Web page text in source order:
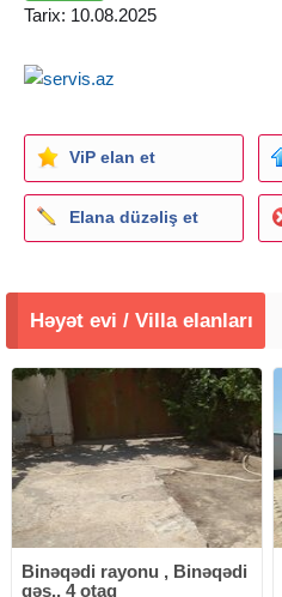
Tarix: 10.08.2025
ViP elan et
Elana düzəliş et
Həyət evi / Villa elanları
Binəqədi rayonu , Binəqədi
qəs., 4 otaq